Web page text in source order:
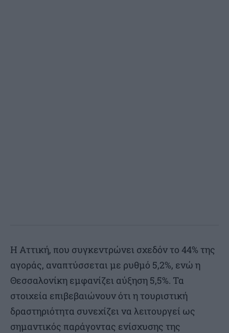
Η Αττική, που συγκεντρώνει σχεδόν το 44% της
αγοράς, αναπτύσσεται με ρυθμό 5,2%, ενώ η
Θεσσαλονίκη εμφανίζει αύξηση 5,5%. Τα
στοιχεία επιβεβαιώνουν ότι η τουριστική
δραστηριότητα συνεχίζει να λειτουργεί ως
σημαντικός παράγοντας ενίσχυσης της